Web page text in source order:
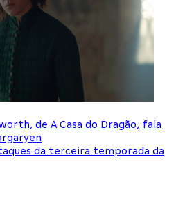
de A Casa do Dragão, fala
da terceira temporada da